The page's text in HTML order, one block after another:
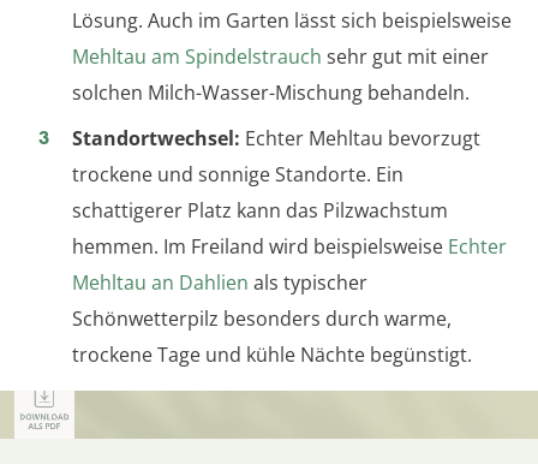
Lösung. Auch im Garten lässt sich beispielsweise
Mehltau am Spindelstrauch sehr gut mit einer
solchen Milch-Wasser-Mischung behandeln.
Standortwechsel: Echter Mehltau bevorzugt
trockene und sonnige Standorte. Ein
schattigerer Platz kann das Pilzwachstum
hemmen. Im Freiland wird beispielsweise Echter
Mehltau an Dahlien als typischer
Schönwetterpilz besonders durch warme,
trockene Tage und kühle Nächte begünstigt.